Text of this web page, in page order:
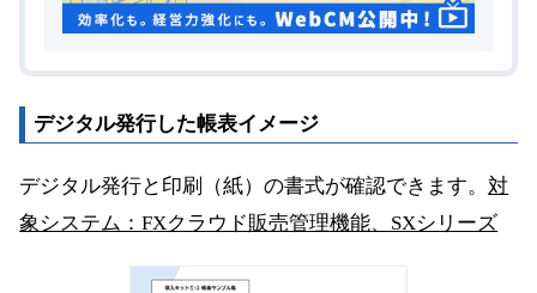
デジタル発行した帳表イメージ
デジタル発行と印刷（紙）の書式が確認できます。対
象システム：FXクラウド販売管理機能、SXシリーズ